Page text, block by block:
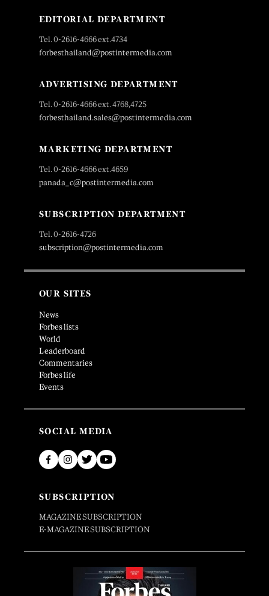
EDITORIAL DEPARTMENT
Tel. 0-2616-4666 ext.4734
forbesthailand@postintermedia.com
ADVERTISING DEPARTMENT
Tel. 0-2616-4666 ext. 4768,4725
forbesthailand.sales@postintermedia.com
MARKETING DEPARTMENT
Tel. 0-2616-4666 ext.4659
panada_c@postintermedia.com
SUBSCRIPTION DEPARTMENT
Tel. 0-2616-4726
subscription@postintermedia.com
OUR SITES
News
Forbes lists
World
Leaderboard
Commentaries
Forbes life
Events
SOCIAL MEDIA
SUBSCRIPTION
MAGAZINE SUBSCRIPTION
E-MAGAZINE SUBSCRIPTION